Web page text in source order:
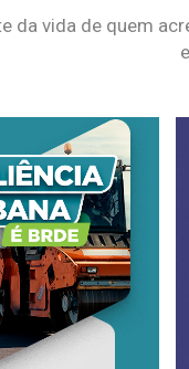
da vida de quem